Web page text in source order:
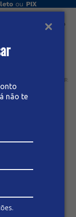
não te
noATACADO
dar zoom